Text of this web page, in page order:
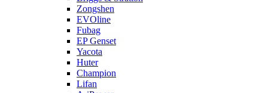
Zongshen
EVOline
Fubag
EP Genset
Yacota
Huter
Champion
Lifan